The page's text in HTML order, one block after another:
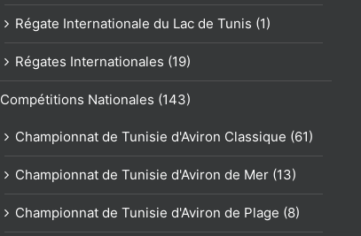
Régate Internationale du Lac de Tunis (1)
Régates Internationales (19)
Compétitions Nationales (143)
Championnat de Tunisie d'Aviron Classique (61)
Championnat de Tunisie d'Aviron de Mer (13)
Championnat de Tunisie d'Aviron de Plage (8)